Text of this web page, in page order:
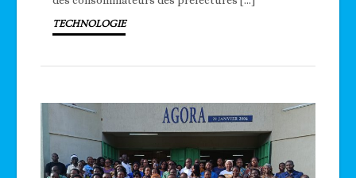
TECHNOLOGIE